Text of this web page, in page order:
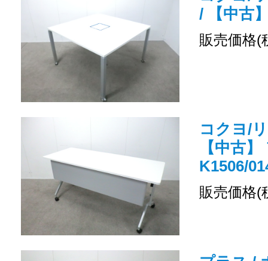
/ 【中古
販売価格(
コクヨ/
【中古
K1506/
販売価格(